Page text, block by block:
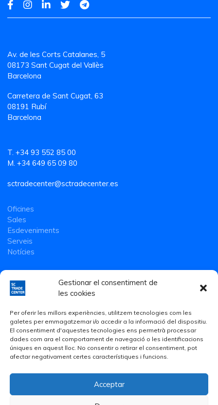
Gestionar el consentiment de
les cookies
Per oferir les millors experiències, utilitzem tecnologies com les
galetes per emmagatzemar i/o accedir a la informació del dispositiu.
El consentiment d'aquestes tecnologies ens permetrà processar
dades com ara el comportament de navegació o les identificacions
úniques en aquest lloc. No consentir o retirar el consentiment, pot
afectar negativament certes característiques i funcions.
Acceptar
Av. de les Corts Catalanes, 5
08173 Sant Cugat del Vallès
Barcelona
Carretera de Sant Cugat, 63
08191 Rubí
Barcelona
T. +34 93 552 85 00
M. +34 649 65 09 80
sctradecenter@sctradecenter.es
Oficines
Sales
Esdeveniments
Serveis
Notícies
Avís Legal